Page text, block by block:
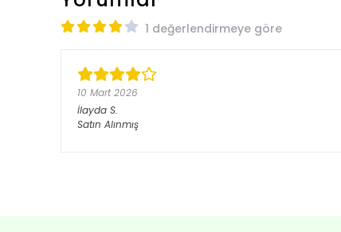
1 değerlendirmeye göre
10 Mart 2026
İlayda S.
Satın Alınmış